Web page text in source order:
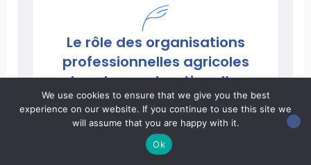
Le rôle des organisations
professionnelles agricoles
dans la construction d’un
climat de confiance propice
aux échanges et à la
valorisation des données du
secteur agricole
We use cookies to ensure that we give you the best
experience on our website. If you continue to use this site we
will assume that you are happy with it.
Ok